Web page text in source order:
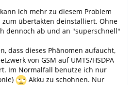
ich mehr zu diesem Problem
zum übertakten deinstalliert. Ohne
dennoch ab und an "superschnell"
dass dieses Phänomen aufaucht,
von GSM auf UMTS/HSDPA
Im Normalfall benutze ich nur
Akku zu schohnen. Nur